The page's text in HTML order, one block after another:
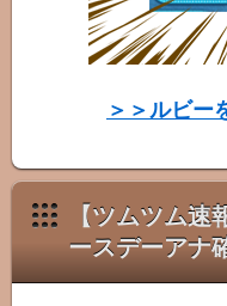
＞＞ルビー
【ツムツム
ースデーアナ